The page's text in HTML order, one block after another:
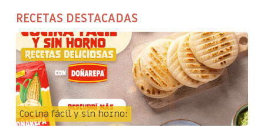
RECETAS DESTACADAS
Cocina fácil y sin horno: